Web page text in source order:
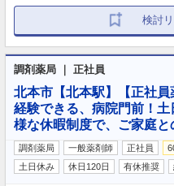
検討
調剤薬局 ｜ 正社員
北本市【北本駅】【正社
経験できる、病院門前！
様な休暇制度で、ご家庭
調剤薬局 一般薬剤師 正社員
土日休み
休日120日 有休推奨